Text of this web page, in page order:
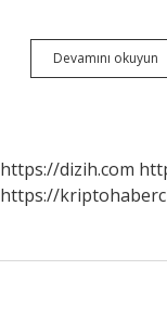
Devamını okuyun
https://dizih.com
https://